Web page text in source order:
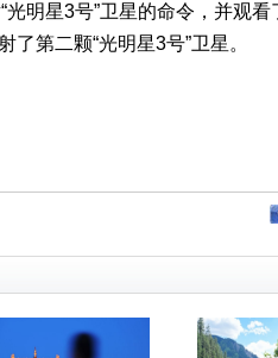
明星3号”卫星的命令，并观看
第二颗“光明星3号”卫星。